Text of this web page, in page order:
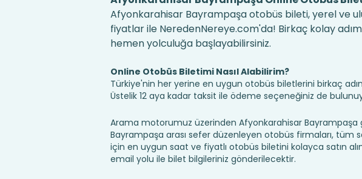
Afyonkarahisar Bayrampaşa otobüs bileti, yerel ve
fiyatlar ile NeredenNereye.com'da! Birkaç kolay
hemen yolculuğa başlayabilirsiniz.
Online Otobüs Biletimi Nasıl Alabilirim?
Türkiye'nin her yerine en uygun otobüs biletlerini birkaç
Üstelik 12 aya kadar taksit ile ödeme seçeneğiniz de
Arama motorumuz üzerinden Afyonkarahisar Bayrampaşa
Bayrampaşa arası sefer düzenleyen otobüs firmaları, tüm
için en uygun saat ve fiyatlı otobüs biletini kolayca satın
email yolu ile bilet bilgileriniz gönderilecektir.